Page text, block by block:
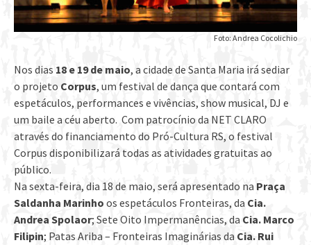
Foto: Andrea Cocolichio
Nos dias 18 e 19 de maio, a cidade de Santa Maria irá sediar
o projeto Corpus, um festival de dança que contará com
espetáculos, performances e vivências, show musical, DJ e
um baile a céu aberto. Com patrocínio da NET CLARO
através do financiamento do Pró-Cultura RS, o festival
Corpus disponibilizará todas as atividades gratuitas ao
público.
Na sexta-feira, dia 18 de maio, será apresentado na Praça
Saldanha Marinho os espetáculos Fronteiras, da Cia.
Andrea Spolaor; Sete Oito Impermanências, da Cia. Marco
Filipin; Patas Ariba – Fronteiras Imaginárias da Cia. Rui